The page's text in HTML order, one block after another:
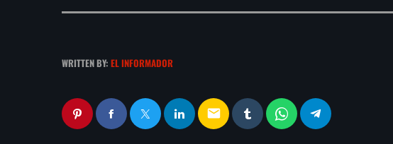
WRITTEN BY: EL INFORMADOR
email